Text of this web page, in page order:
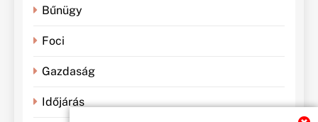
Bűnügy
Foci
Gazdaság
Időjárás